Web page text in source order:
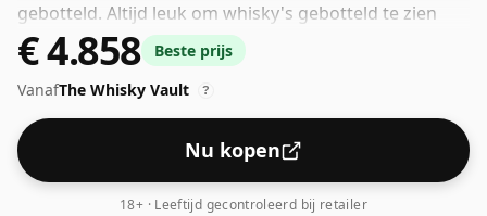
gebotteld. Altijd leuk om whisky's gebotteld te zien
met een alcoholpercentage van 42,2%, deze wordt
geleverd in de normale grootte van 70cl.
€ 4.858
Beste prijs
VanafThe Whisky Vault ?
Nu kopen
18+ · Leeftijd gecontroleerd bij retailer